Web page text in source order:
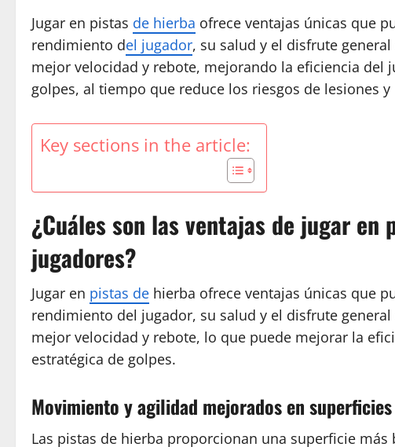
Jugar en pistas de hierba ofrece ventajas únicas que
rendimiento del jugador, su salud y el disfrute
mejor velocidad y rebote, mejorando la eficiencia del
golpes, al tiempo que reduce los riesgos de lesiones
Key sections in the article:
¿Cuáles son las ventajas de jugar en
jugadores?
Jugar en pistas de hierba ofrece ventajas únicas que
rendimiento del jugador, su salud y el disfrute
mejor velocidad y rebote, lo que puede mejorar la
estratégica de golpes.
Movimiento y agilidad mejorados en
Las pistas de hierba proporcionan una superficie